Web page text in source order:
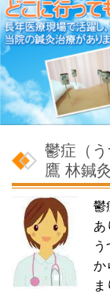
鬱症（
鷹 林鍼
鬱
あ
か